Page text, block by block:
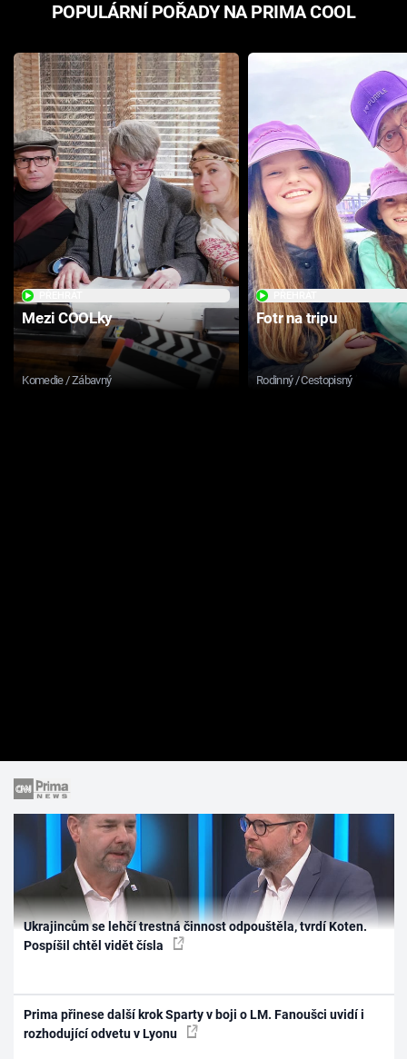
POPULÁRNÍ POŘADY NA PRIMA COOL
Mezi COOLky
Komedie / Zábavný
Fotr na tripu
Rodinný / Cestopisný
Ukrajincům se lehčí trestná činnost odpouštěla, tvrdí Koten.
Pospíšil chtěl vidět čísla
Prima přinese další krok Sparty v boji o LM. Fanoušci uvidí i
rozhodující odvetu v Lyonu